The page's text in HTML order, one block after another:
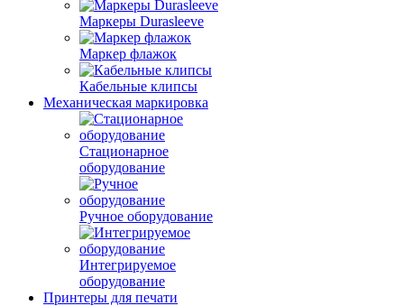
Маркеры Durasleeve
Маркер флажок
Кабельные клипсы
Механическая маркировка
Стационарное
оборудование
Ручное оборудование
Интегрируемое
оборудование
Принтеры для печати